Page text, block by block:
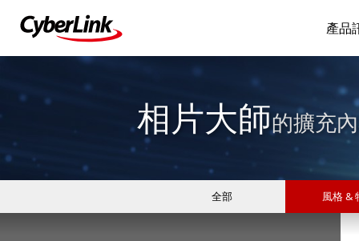
產品
相片大師的擴充
全部 風格 &